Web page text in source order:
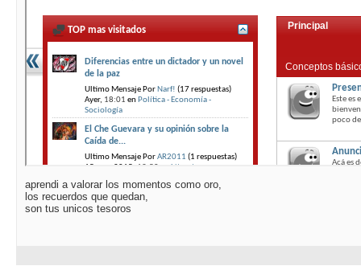
aprendi a valorar los momentos como oro,
los recuerdos que quedan,
son tus unicos tesoros